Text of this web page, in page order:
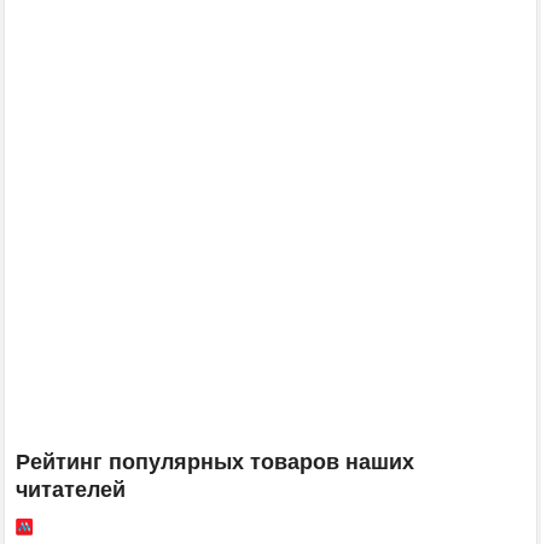
Рейтинг популярных товаров наших
читателей